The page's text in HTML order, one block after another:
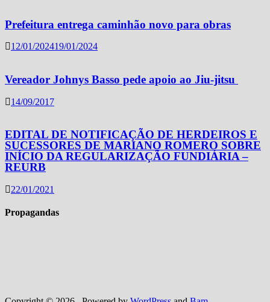
Prefeitura entrega caminhão novo para obras
12/01/202419/01/2024
Vereador Johnys Basso pede apoio ao Jiu-jitsu
14/09/2017
EDITAL DE NOTIFICAÇÃO DE HERDEIROS E
SUCESSORES DE MARIANO ROMERO SOBRE
INÍCIO DA REGULARIZAÇÃO FUNDIÁRIA –
REURB
22/01/2021
Propagandas